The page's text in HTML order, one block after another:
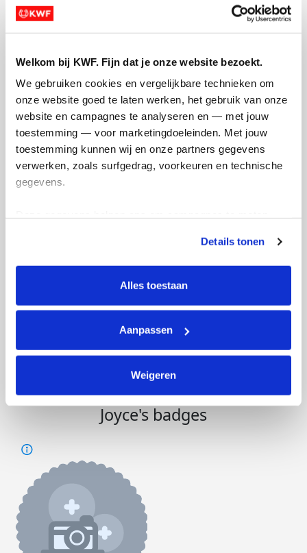
Welkom bij KWF. Fijn dat je onze website bezoekt.
We gebruiken cookies en vergelijkbare technieken om
onze website goed te laten werken, het gebruik van onze
website en campagnes te analyseren en — met jouw
toestemming — voor marketingdoeleinden. Met jouw
toestemming kunnen wij en onze partners gegevens
verwerken, zoals surfgedrag, voorkeuren en technische
gegevens.
tonen. Je kunt je toestemming op elk moment wijzigen of
intrekken via Cookie instellingen onderaan de pagina. De
lijst met cookies is te vinden in het tabblad “details”.
Details tonen
Alles toestaan
Aanpassen
Weigeren
€409 €350
Doneer Word lid van ons team
Mijn updates
gehaald
Woh. Het eerste streef bedrag is al
Gelijk maar verhoogd...
Ondertussen volop aan het trainen zodat
Joyce's badges